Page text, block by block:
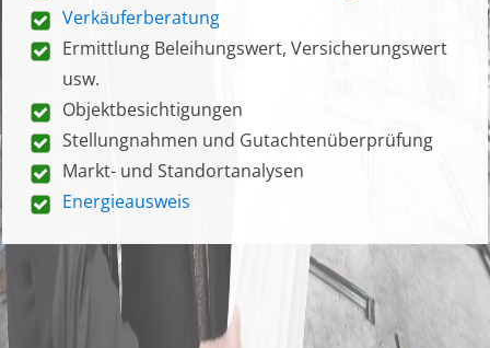
Verkäuferberatung
Ermittlung Beleihungswert, Versicherungswert
usw.
Objektbesichtigungen
Stellungnahmen und Gutachtenüberprüfung
Markt- und Standortanalysen
Energieausweis